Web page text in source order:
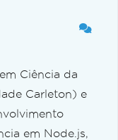
Ciência da
Carleton) e
em Node.js,